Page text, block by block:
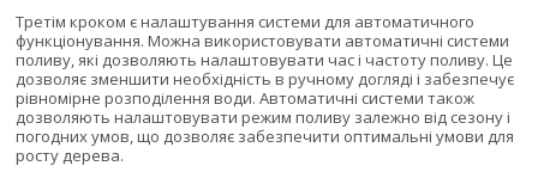
Третім кроком є налаштування системи для автоматичного
функціонування. Можна використовувати автоматичні системи
поливу, які дозволяють налаштовувати час і частоту поливу. Це
дозволяє зменшити необхідність в ручному догляді і забезпечує
рівномірне розподілення води. Автоматичні системи також
дозволяють налаштовувати режим поливу залежно від сезону і
погодних умов, що дозволяє забезпечити оптимальні умови для
росту дерева.